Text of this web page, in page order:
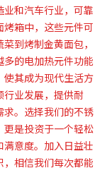
业和汽车行业，可靠
箱中，这些元件可
到烤制金黄面包，
多的电加热元件功能
使其成为现代生活方
行业发展，提供耐
求。选择我们的不锈
更是投资于一个轻松
意度。加入日益壮
相信我们每次都能